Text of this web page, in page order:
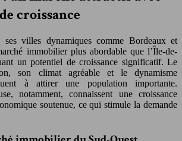
croissance
ses villes dynamiques comme Bordeaux et
immobilier plus abordable que l’Île-de-
un potentiel de croissance significatif. Le
son climat agréable et le dynamisme
à attirer une population importante.
notamment, connaissent une croissance
soutenue, ce qui stimule la demande